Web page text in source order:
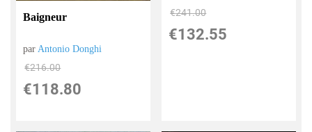
Baigneur
parAntonio Donghi
€216.00
€118.80
€241.00
€132.55